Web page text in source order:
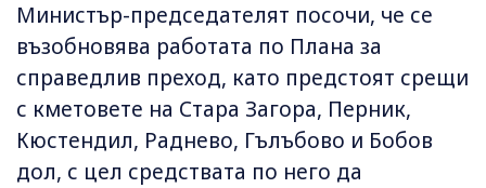
Министър-председателят посочи, че се
възобновява работата по Плана за
справедлив преход, като предстоят срещи
с кметовете на Стара Загора, Перник,
Кюстендил, Раднево, Гълъбово и Бобов
дол, с цел средствата по него да